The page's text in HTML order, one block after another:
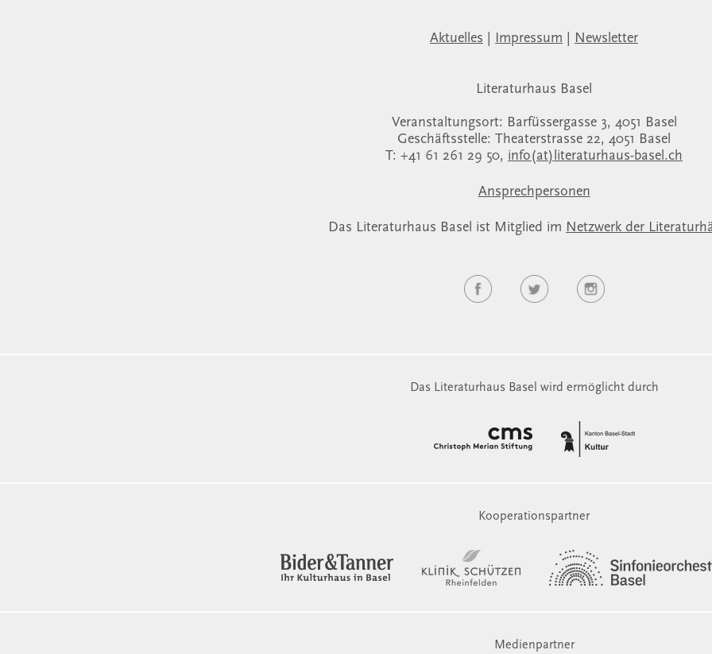
Aktuelles Impressum Newsletter
Literaturhaus Basel
Veranstaltungsort: Barfüssergasse 3, 4051 Basel
Geschäftsstelle: Theaterstrasse 22, 4051 Basel
T: +41 61 261 29 50, info(at)literaturhaus-basel.ch
Ansprechpersonen
Das Literaturhaus Basel ist Mitglied im Netzwerk der
Das Literaturhaus Basel wird ermöglicht durch
Kooperationspartner
Medienpartner